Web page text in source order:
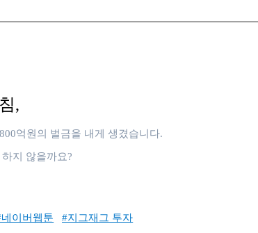
,
억원의 벌금을 내게 생겼습니다.
지 않을까요?
이버웹툰 #지그재그 투자